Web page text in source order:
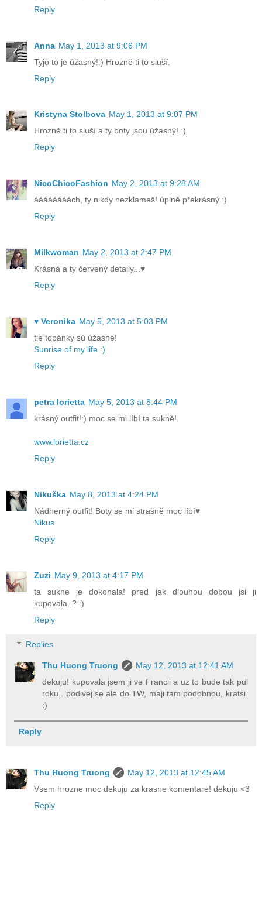
Reply
Anna May 1, 2013 at 9:06 PM
Tyjo to je úžasný!:) Hrozně ti to sluší.
Reply
Kristyna Stolbova May 1, 2013 at 9:07 PM
Hrozně ti to sluší a ty boty jsou úžasný! :)
Reply
NicoChicoFashion May 2, 2013 at 9:28 AM
áááááááách, ty nikdy nezklameš! úplně překrásný :)
Reply
Milkwoman May 2, 2013 at 2:47 PM
Krásná a ty červený detaily...♥
Reply
♥ Veronika May 5, 2013 at 5:03 PM
tie topánky sú úžasné!
Sunrise of my life :)
Reply
petra lorietta May 5, 2013 at 8:44 PM
krásný outfit!:) moc se mi líbí ta sukně!
www.lorietta.cz
Reply
Nikuška May 8, 2013 at 4:24 PM
Nádherný outfit! Boty se mi strašně moc líbí♥
Nikus
Reply
Zuzi May 9, 2013 at 4:17 PM
ta sukne je dokonala! pred jak dlouhou dobou jsi ji
kupovala..? :)
Reply
Replies
Thu Huong Truong
May 12, 2013 at 12:41 AM
dekuju! kupovala jsem ji ve Francii a uz to bude tak pul
roku.. podivej se ale do TW, maji tam podobnou, kratsi.
:)
Reply
Thu Huong Truong
May 12, 2013 at 12:45 AM
Vsem hrozne moc dekuju za krasne komentare! dekuju <3
Reply